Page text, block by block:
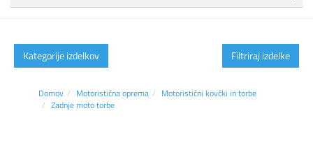
Kategorije izdelkov Filtriraj izdelke
Domov Motoristična oprema
Motoristični kovčki in torbe
Zadnje moto torbe